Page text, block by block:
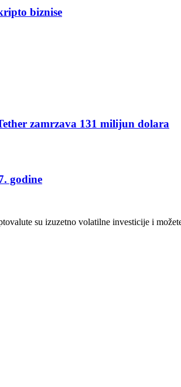
biznise
zamrzava 131 milijun dolara
godine
su izuzetno volatilne investicije i